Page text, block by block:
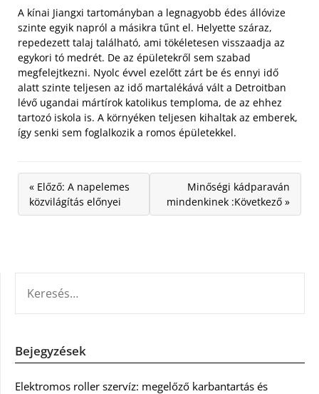
A kínai Jiangxi tartományban a legnagyobb édes állóvize
szinte egyik napról a másikra tűnt el. Helyette száraz,
repedezett talaj található, ami tökéletesen visszaadja az
egykori tó medrét. De az épületekről sem szabad
megfelejtkezni. Nyolc évvel ezelőtt zárt be és ennyi idő
alatt szinte teljesen az idő martalékává vált a Detroitban
lévő ugandai mártírok katolikus temploma, de az ehhez
tartozó iskola is. A környéken teljesen kihaltak az emberek,
így senki sem foglalkozik a romos épületekkel.
« Előző: A napelemes
közvilágítás előnyei
Minőségi kádparaván
mindenkinek :Következő »
Bejegyzések
Elektromos roller szervíz: megelőző karbantartás és